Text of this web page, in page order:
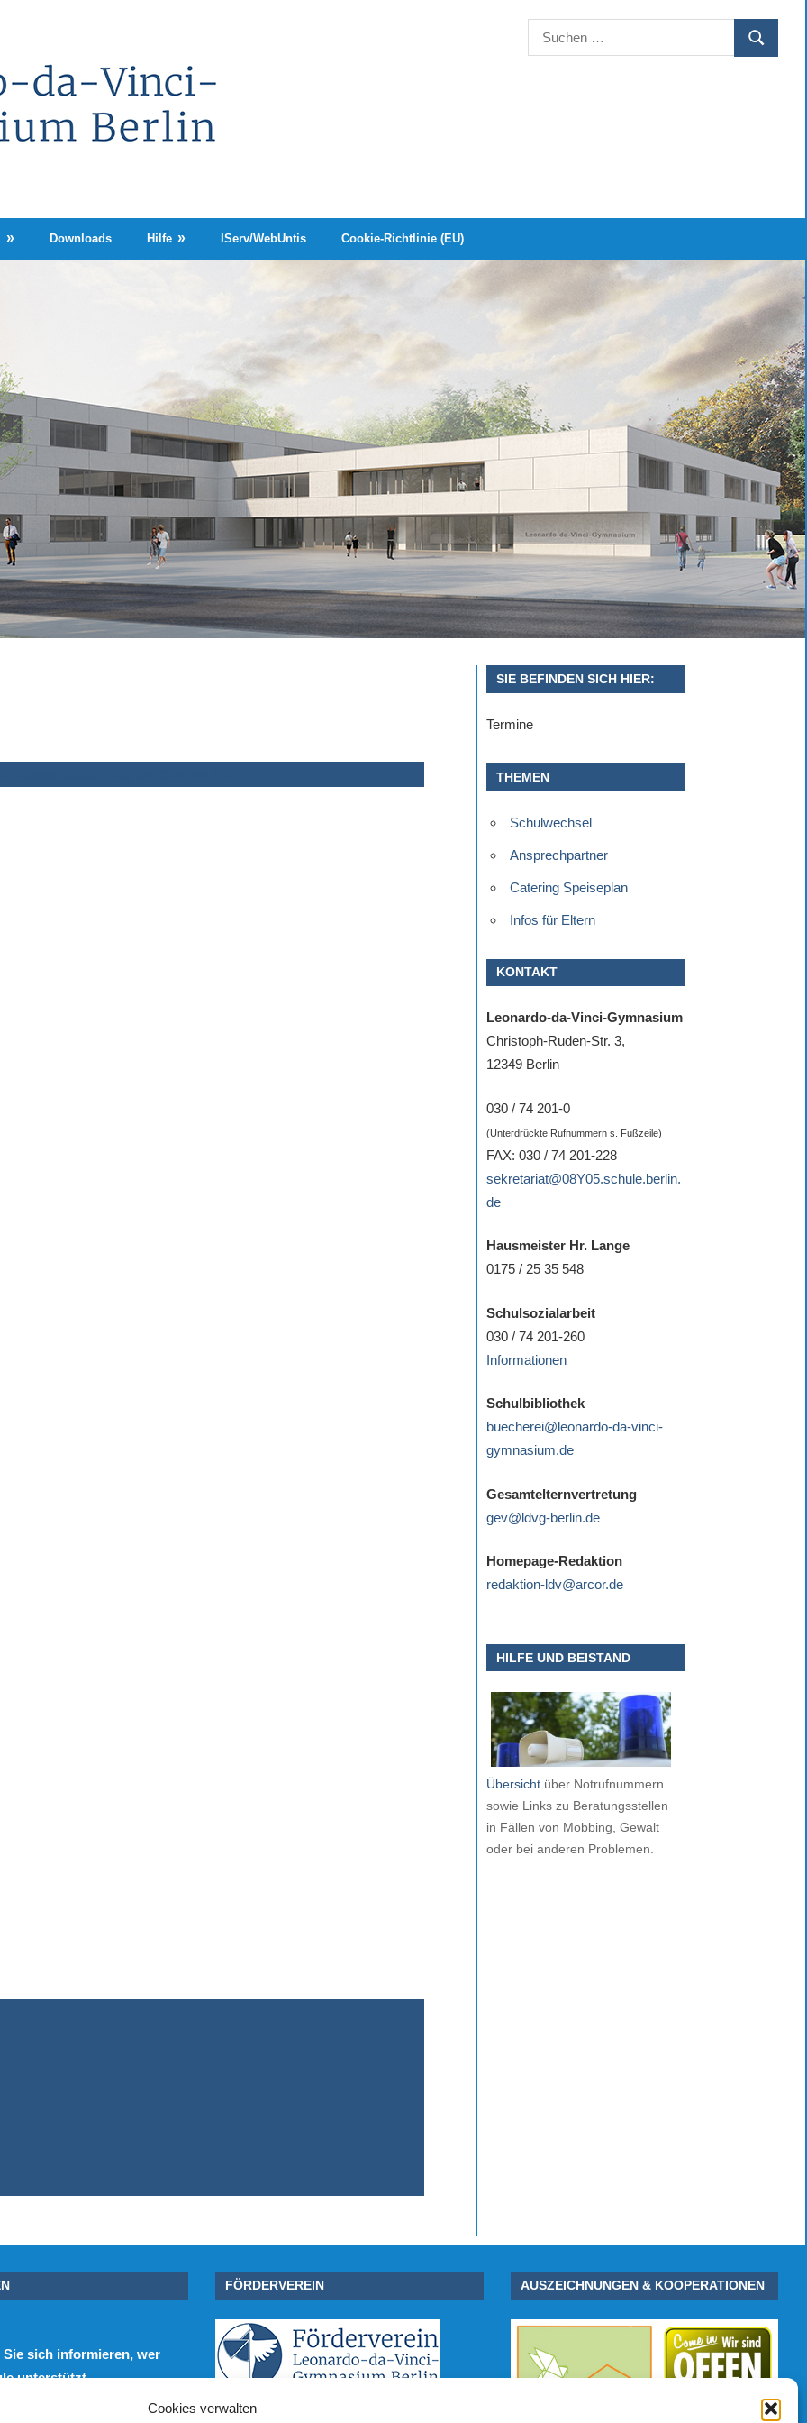
Cookies verwalten
Suchen
nach:
SUCHEN
Downloads Hilfe IServ/WebUntis Cookie-Richtlinie (EU)
SIE BEFINDEN SICH HIER:
Termine
THEMEN
Schulwechsel
Ansprechpartner
Catering Speiseplan
Infos für Eltern
KONTAKT
Leonardo-da-Vinci-Gymnasium
Christoph-Ruden-Str. 3,
12349 Berlin
030 / 74 201-0
(Unterdrückte Rufnummern s. Fußzeile)
FAX: 030 / 74 201-228
sekretariat@08Y05.schule.berlin.
de
Hausmeister Hr. Lange
0175 / 25 35 548
Schulsozialarbeit
030 / 74 201-260
Informationen
Schulbibliothek
buecherei@leonardo-da-vinci-
gymnasium.de
Gesamtelternvertretung
gev@ldvg-berlin.de
Homepage-Redaktion
redaktion-ldv@arcor.de
HILFE UND BEISTAND
Übersicht über Notrufnummern
sowie Links zu Beratungsstellen
in Fällen von Mobbing, Gewalt
oder bei anderen Problemen.
Sie sich informieren, wer
unterstützt.
FÖRDERVEREIN AUSZEICHNUNGEN & KOOPERATIONEN